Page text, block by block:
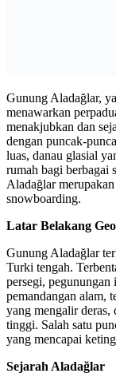
Gunung Aladağlar,
menawarkan
menakjubkan dan
dengan puncak-
luas, danau glasial
rumah bagi berbagai
Aladağlar
snowboarding.
Latar Belakang
Gunung Aladağlar
Turki tengah.
persegi, pegunungan
pemandangan alam,
yang mengalir
tinggi. Salah satu
yang mencapai
Sejarah Aladağlar